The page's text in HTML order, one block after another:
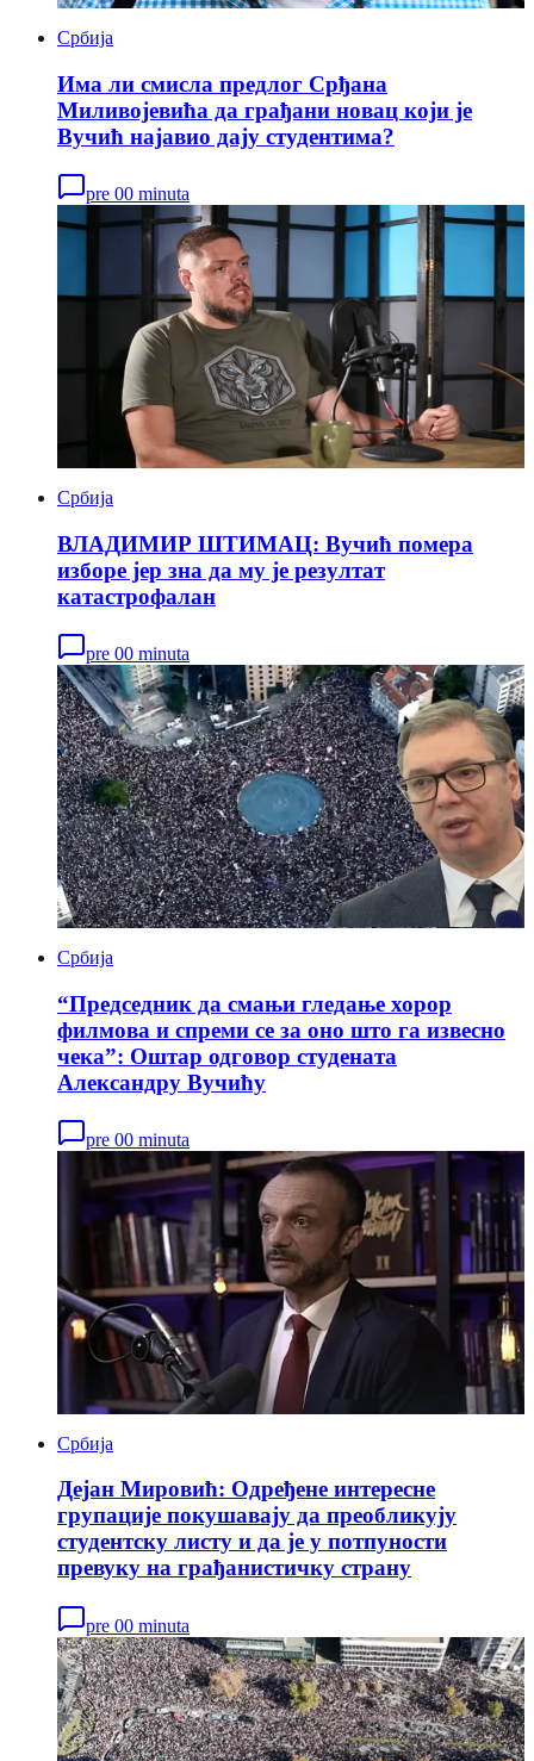
Србија
Има ли смисла предлог Срђана
Миливојевића да грађани новац који је
Вучић најавио дају студентима?
pre 00 minuta
Србија
ВЛАДИМИР ШТИМАЦ: Вучић помера
изборе јер зна да му је резултат
катастрофалан
pre 00 minuta
Србија
“Председник да смањи гледање хорор
филмова и спреми се за оно што га извесно
чека”: Оштар одговор студената
Александру Вучићу
pre 00 minuta
Србија
Дејан Мировић: Одређене интересне
групације покушавају да преобликују
студентску листу и да је у потпуности
превуку на грађанистичку страну
pre 00 minuta